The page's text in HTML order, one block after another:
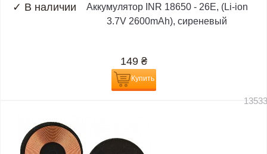
✓ В наличии
Аккумулятор INR 18650 - 26E, (Li-ion
3.7V 2600mAh), сиреневый
149 ₴
Купить